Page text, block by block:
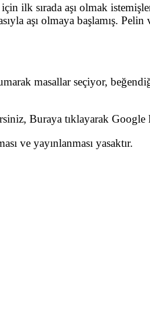
ilk sırada aşı olmak
aşı olmaya başlamış.
masallar seçiyor,
Buraya tıklayarak
ve yayınlanması yasaktır.